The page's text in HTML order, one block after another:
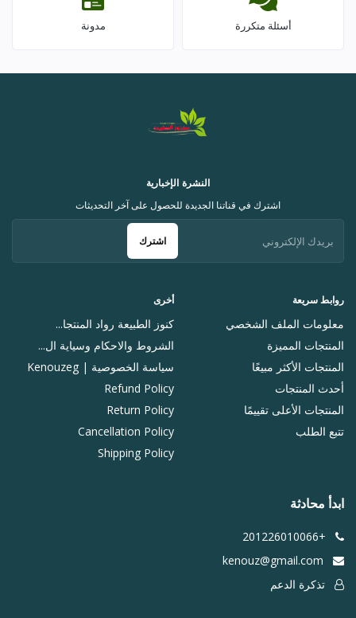
أسئلة متكررة مدونة
روابط سريعة
معلومات الملف الشخصي
المنتجات المميزة
المنتجات الأكثر مبيعًا
أحدث المنتجات
المنتجات الأعلى تقييمًا
تتبع الطلب
أخرى
كنوز الطبيعة رواد المنتجا...
الشروط والاحكام وسياية ال...
سياسة الخصوصية | Kenouzeg
Refund Policy
Return Policy
Cancellation Policy
Shipping Policy
النشرة الإخبارية
اشترك في قناتنا الجديدة للحصول على آخر التحديثات
اشترك
ابدأ محادثة
+201226010066
تذكرة الدعم